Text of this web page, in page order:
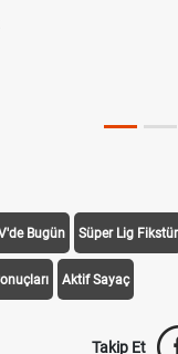
Bugün Süper Lig Fikstür
Aktif Sayaç
Takip Et